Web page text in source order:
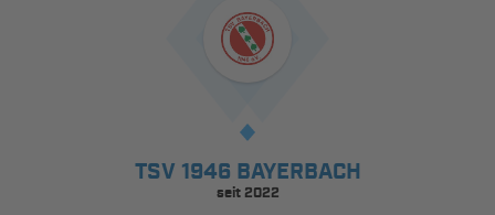
TSV 1946 BAYERBACH
seit 2022